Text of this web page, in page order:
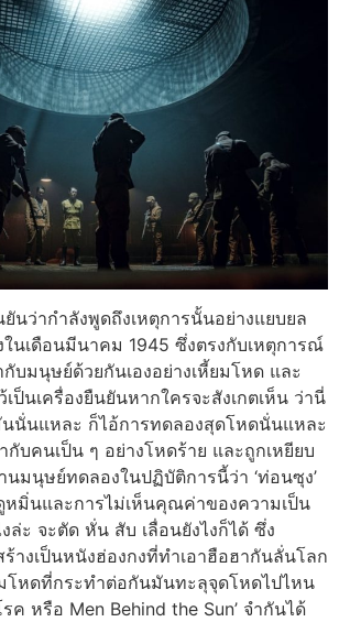
นว่ากำลังพูดถึงเหตุการนั้นอย่างแยบยล
ในเดือนมีนาคม 1945 ซึ่งตรงกับเหตุการณ์
มนุษย์ด้วยกันเองอย่างเหี้ยมโหด และ
ป็นเครื่องยืนยันหากใครจะสังเกตเห็น ว่านี่
นั่นแหละ ก็ไอ้การทดลองสุดโหดนั่นแหละ
กับคนเป็น ๆ อย่างโหดร้าย และถูกเหยียบ
นมนุษย์ทดลองในปฏิบัติการนี้ว่า ‘ท่อนซุง’
หมิ่นและการไม่เห็นคุณค่าของความเป็น
ะ จะตัด หั่น สับ เลื่อนยังไงก็ได้ ซึ่ง
างเป็นหนังฮ่องกงที่ทำเอาฮือฮากันลั่นโลก
โหดที่กระทำต่อกันมันทะลุจุดโหดไปไหน
ค หรือ Men Behind the Sun’ จำกันได้